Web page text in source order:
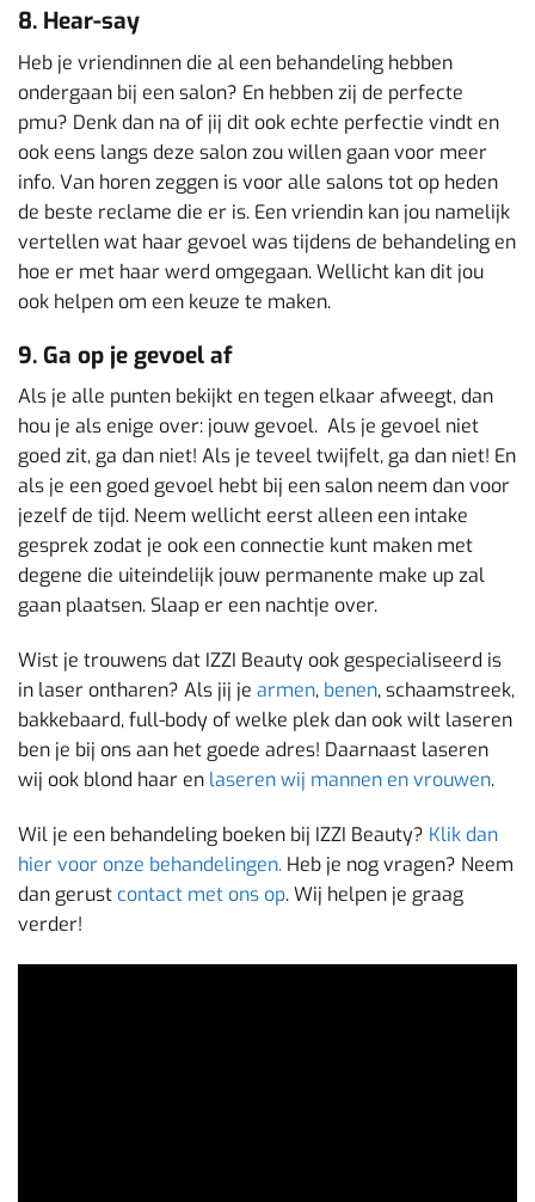
8. Hear-say
Heb je vriendinnen die al een behandeling hebben
ondergaan bij een salon? En hebben zij de perfecte
pmu? Denk dan na of jij dit ook echte perfectie vindt en
ook eens langs deze salon zou willen gaan voor meer
info. Van horen zeggen is voor alle salons tot op heden
de beste reclame die er is. Een vriendin kan jou namelijk
vertellen wat haar gevoel was tijdens de behandeling en
hoe er met haar werd omgegaan. Wellicht kan dit jou
ook helpen om een keuze te maken.
9. Ga op je gevoel af
Als je alle punten bekijkt en tegen elkaar afweegt, dan
hou je als enige over: jouw gevoel. Als je gevoel niet
goed zit, ga dan niet! Als je teveel twijfelt, ga dan niet! En
als je een goed gevoel hebt bij een salon neem dan voor
jezelf de tijd. Neem wellicht eerst alleen een intake
gesprek zodat je ook een connectie kunt maken met
degene die uiteindelijk jouw permanente make up zal
gaan plaatsen. Slaap er een nachtje over.
Wist je trouwens dat IZZI Beauty ook gespecialiseerd is
in laser ontharen? Als jij je armen, benen, schaamstreek,
bakkebaard, full-body of welke plek dan ook wilt laseren
ben je bij ons aan het goede adres! Daarnaast laseren
wij ook blond haar en laseren wij mannen en vrouwen.
Wil je een behandeling boeken bij IZZI Beauty? Klik dan
hier voor onze behandelingen. Heb je nog vragen? Neem
dan gerust contact met ons op. Wij helpen je graag
verder!